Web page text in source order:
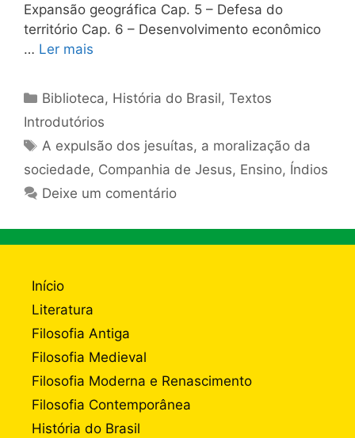
Expansão geográfica Cap. 5 – Defesa do
território Cap. 6 – Desenvolvimento econômico
… Ler mais
Categorias
Biblioteca, História do Brasil,Textos
Introdutórios
Tags
A expulsão dos jesuítas, a moralização da
sociedade, Companhia de Jesus, Ensino, Índios
Deixe um comentário
Início
Literatura
Filosofia Antiga
Filosofia Medieval
Filosofia Moderna e Renascimento
Filosofia Contemporânea
História do Brasil